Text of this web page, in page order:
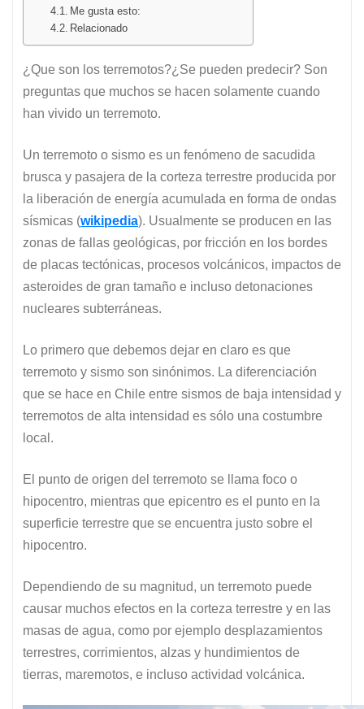
Me gusta esto:
Relacionado
¿Que son los terremotos?¿Se pueden predecir? Son
preguntas que muchos se hacen solamente cuando
han vivido un terremoto.
Un terremoto o sismo es un fenómeno de sacudida
brusca y pasajera de la corteza terrestre producida por
la liberación de energía acumulada en forma de ondas
sísmicas (wikipedia). Usualmente se producen en las
zonas de fallas geológicas, por fricción en los bordes
de placas tectónicas, procesos volcánicos, impactos de
asteroides de gran tamaño e incluso detonaciones
nucleares subterráneas.
Lo primero que debemos dejar en claro es que
terremoto y sismo son sinónimos. La diferenciación
que se hace en Chile entre sismos de baja intensidad y
terremotos de alta intensidad es sólo una costumbre
local.
El punto de origen del terremoto se llama foco o
hipocentro, mientras que epicentro es el punto en la
superficie terrestre que se encuentra justo sobre el
hipocentro.
Dependiendo de su magnitud, un terremoto puede
causar muchos efectos en la corteza terrestre y en las
masas de agua, como por ejemplo desplazamientos
terrestres, corrimientos, alzas y hundimientos de
tierras, maremotos, e incluso actividad volcánica.